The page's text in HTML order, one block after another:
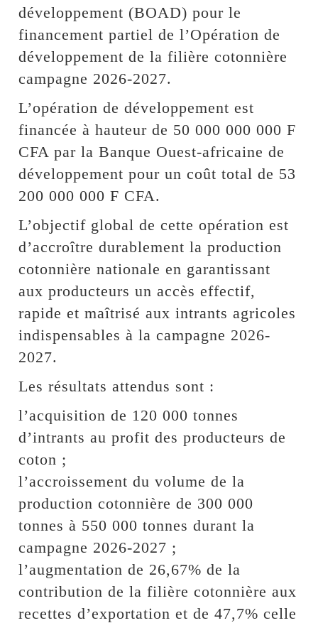
développement (BOAD) pour le
financement partiel de l’Opération de
développement de la filière cotonnière
campagne 2026-2027.
L’opération de développement est
financée à hauteur de 50 000 000 000 F
CFA par la Banque Ouest-africaine de
développement pour un coût total de 53
200 000 000 F CFA.
L’objectif global de cette opération est
d’accroître durablement la production
cotonnière nationale en garantissant
aux producteurs un accès effectif,
rapide et maîtrisé aux intrants agricoles
indispensables à la campagne 2026-
2027.
Les résultats attendus sont :
l’acquisition de 120 000 tonnes
d’intrants au profit des producteurs de
coton ;
l’accroissement du volume de la
production cotonnière de 300 000
tonnes à 550 000 tonnes durant la
campagne 2026-2027 ;
l’augmentation de 26,67% de la
contribution de la filière cotonnière aux
recettes d’exportation et de 47,7% celle